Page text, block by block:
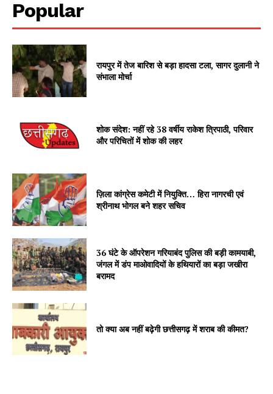
Popular
रायपुर में तेज बारिश से बड़ा हादसा टला, सागर दुलानी ने
संभाला मोर्चा
शोक संदेश: नहीं रहे 38 वर्षीय राकेश त्रिपाठी, परिवार
और परिचितों में शोक की लहर
ज़िला कांग्रेस कमेटी में नियुक्ति… हिरा नागरची एवं
श्रीनाथ भोगल बने शहर सचिव
36 घंटे के ऑपरेशन गरियाबंद पुलिस की बड़ी कामयाबी,
जंगल में डंप माओवादियों के हथियारों का बड़ा जखीरा
बरामद
तो क्या अब नहीं बढ़ेगी छत्तीसगढ़ में शराब की कीमत?